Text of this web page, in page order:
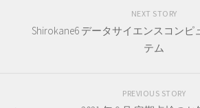
NEXT STORY
Shirokane6 データサイエンスコンピ
テム
PREVIOUS STORY